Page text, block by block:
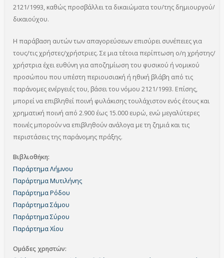
2121/1993, καθώς προσβάλλει τα δικαιώματα του/της δημιουργού/
δικαιούχου.
Η παράβαση αυτών των απαγορεύσεων επισύρει συνέπειες για
τους/τις χρήστες/χρήστριες. Σε μια τέτοια περίπτωση ο/η χρήστης/
χρήστρια έχει ευθύνη για αποζημίωση του φυσικού ή νομικού
προσώπου που υπέστη περιουσιακή ή ηθική βλάβη από τις
παράνομες ενέργειές του, βάσει του νόμου 2121/1993. Επίσης,
μπορεί να επιβληθεί ποινή φυλάκισης τουλάχιστον ενός έτους και
χρηματική ποινή από 2.900 έως 15.000 ευρώ, ενώ μεγαλύτερες
ποινές μπορούν να επιβληθούν ανάλογα με τη ζημιά και τις
περιστάσεις της παράνομης πράξης.
Βιβλιοθήκη
Παράρτημα Λήμνου
Παράρτημα Μυτιλήνης
Παράρτημα Ρόδου
Παράρτημα Σάμου
Παράρτημα Σύρου
Παράρτημα Χίου
Ομάδες χρηστών